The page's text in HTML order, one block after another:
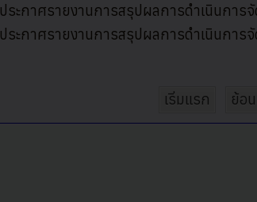
ประกาศรายงานการสรุปผลการดำเนินการ
ประกาศรายงานการสรุปผลการดำเนินการ
เริ่มแรก
ย้อ